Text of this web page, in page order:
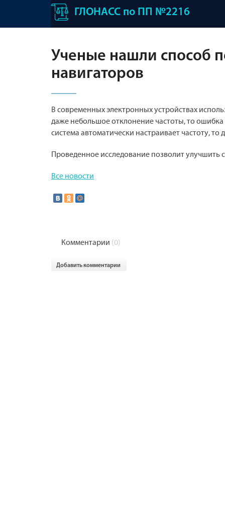
ГЛОНАСС по ПП №2216
Ученые нашли способ
навигаторов
В современных электронных устройствах
даже небольшое отклонение частоты, то
система автоматически настраивает частоту,
Проведенное исследование позволит улучшить
Все новости
Комментарии (0)
Добавить комментарии